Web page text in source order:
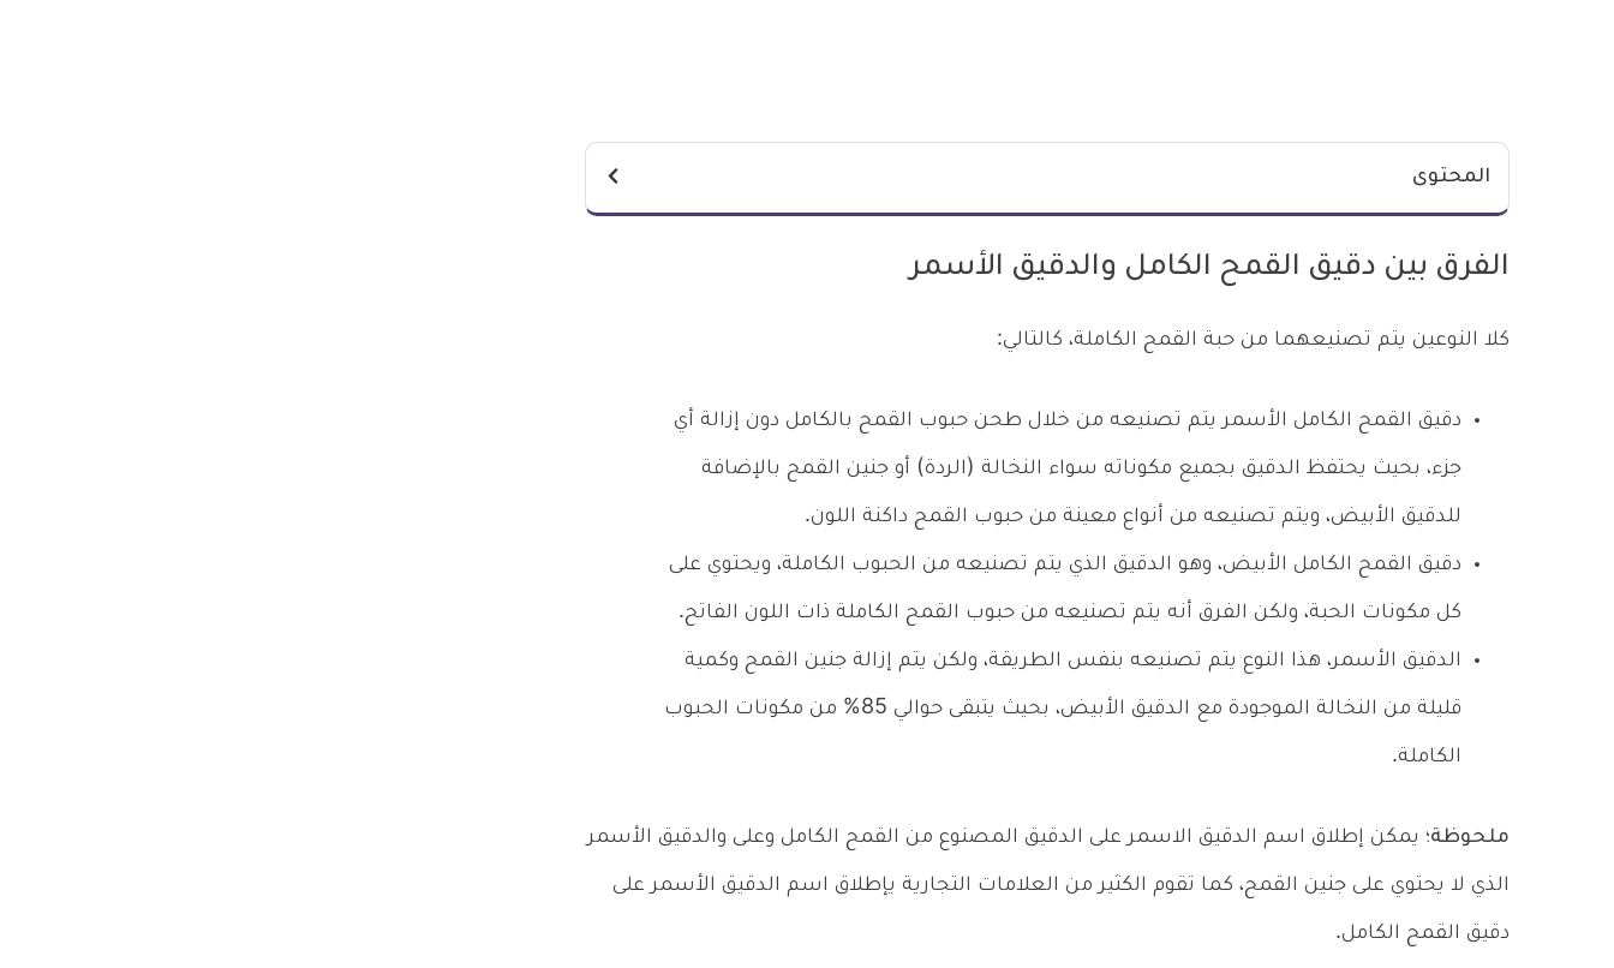
المحتوى
الفرق بين دقيق القمح الكامل والدقيق الأسمر
كلا النوعين يتم تصنيعهما من حبة القمح الكاملة، كالتالي:
دقيق القمح الكامل الأسمر يتم تصنيعه من خلال طحن حبوب القمح بالكامل دون إزالة أي
جزء، بحيث يحتفظ الدقيق بجميع مكوناته سواء النخالة (الردة) أو جنين القمح بالإضافة
للدقيق الأبيض، ويتم تصنيعه من أنواع معينة من حبوب القمح داكنة اللون.
دقيق القمح الكامل الأبيض، وهو الدقيق الذي يتم تصنيعه من الحبوب الكاملة، ويحتوي على
كل مكونات الحبة، ولكن الفرق أنه يتم تصنيعه من حبوب القمح الكاملة ذات اللون الفاتح.
الدقيق الأسمر، هذا النوع يتم تصنيعه بنفس الطريقة، ولكن يتم إزالة جنين القمح وكمية
قليلة من النخالة الموجودة مع الدقيق الأبيض، بحيث يتبقى حوالي 85% من مكونات الحبوب
الكاملة.
ملحوظة؛ يمكن إطلاق اسم الدقيق الاسمر على الدقيق المصنوع من القمح الكامل وعلى والدقيق الأسمر
الذي لا يحتوي على جنين القمح، كما تقوم الكثير من العلامات التجارية يإطلاق اسم الدقيق الأسمر على
دقيق القمح الكامل.